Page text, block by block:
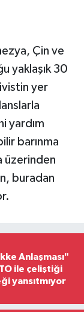
Çin ve
yaklaşık 30
yer
yardım
barınma
üzerinden
buradan
Anlaşması"
ile çeliştiği
yansıtmıyor